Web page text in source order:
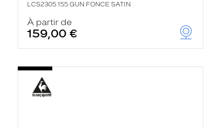
LCS2305 155 GUN FONCE SATIN
À partir de
159,00 €